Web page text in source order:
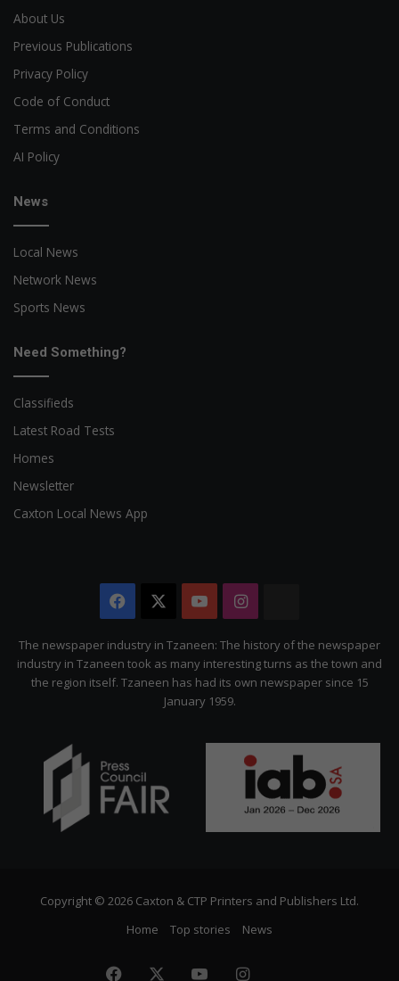
About Us
Previous Publications
Privacy Policy
Code of Conduct
Terms and Conditions
AI Policy
News
Local News
Network News
Sports News
Need Something?
Classifieds
Latest Road Tests
Homes
Newsletter
Caxton Local News App
Facebook YouTubeInstagram
Citizen
The newspaper industry in Tzaneen: The history of the newspaper
industry in Tzaneen took as many interesting turns as the town and
the region itself. Tzaneen has had its own newspaper since 15
January 1959.
Copyright © 2026 Caxton & CTP Printers and Publishers Ltd.
Home
Top stories News
Facebook YouTubeInstagram